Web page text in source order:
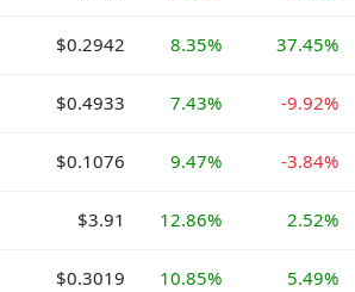
$0.2942 8.35% 37.45%
$0.4933 7.43% -9.92%
$0.1076 9.47% -3.84%
$3.91 12.86% 2.52%
$0.3019 10.85% 5.49%